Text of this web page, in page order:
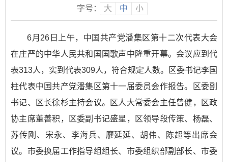
字号：
大 中 小
6月26日上午，中国共产党潘集区第十二次代表大会
在庄严的中华人民共和国国歌声中隆重开幕。会议应到代
表313人，实到代表309人，符合规定人数。区委书记李国
柱代表中国共产党潘集区第十一届委员会作报告。区委副
书记、区长徐杉主持会议。区人大常委会主任曾健，区政
协主席董善积，区委副书记盛星，区领导段传策、杨磊、
苏传刚、宋永、李海兵、廖延延、胡伟、陈超等出席会
议。市委换届工作指导组组长、市委组织部副部长、市委